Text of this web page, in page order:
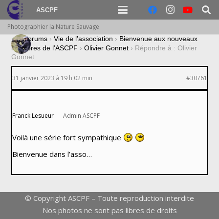
ASCPF
Photographier la Nature Sauvage
› Forums › Vie de l’association › Bienvenue aux nouveaux
membres de l’ASCPF › Olivier Gonnet › Répondre à : Olivier
Gonnet
31 janvier 2023 à 19 h 02 min #30761
Franck Lesueur Admin ASCPF
Voilà une série fort sympathique
Bienvenue dans l’asso…
© Copyright ASCPF – Toute reproduction interdite
Nos photos ne sont pas libres de droits